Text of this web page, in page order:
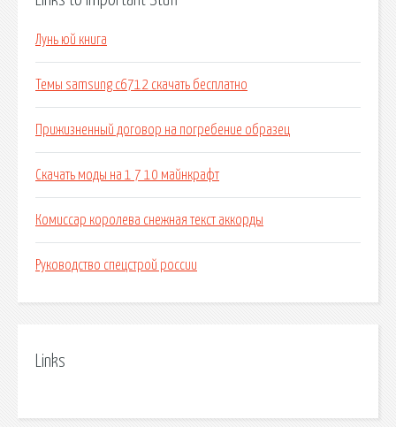
Лунь юй книга
Темы samsung c6712 скачать бесплатно
Прижизненный договор на погребение образец
Скачать моды на 1 7 10 майнкрафт
Комиссар королева снежная текст аккорды
Руководство спецстрой россии
Links